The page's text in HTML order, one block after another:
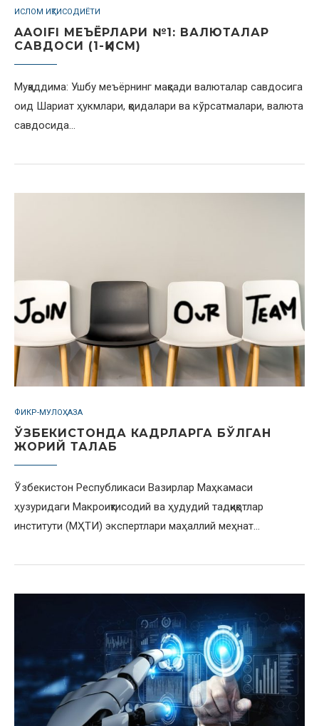
ИСЛОМ ИҚТИСОДИЁТИ
AAOIFI МЕЪЁРЛАРИ №1: ВАЛЮТАЛАР
САВДОСИ (1-ҚИСМ)
Муқаддима: Ушбу меъёрнинг мақсади валюталар савдосига
оид Шариат ҳукмлари, қоидалари ва кўрсатмалари, валюта
савдосида…
ФИКР-МУЛОҲАЗА
ЎЗБЕКИСТОНДА КАДРЛАРГА БЎЛГАН
ЖОРИЙ ТАЛАБ
Ўзбекистон Республикаси Вазирлар Маҳкамаси
ҳузуридаги Макроиқтисодий ва ҳудудий тадқиқотлар
институти (МҲТИ) экспертлари маҳаллий меҳнат…